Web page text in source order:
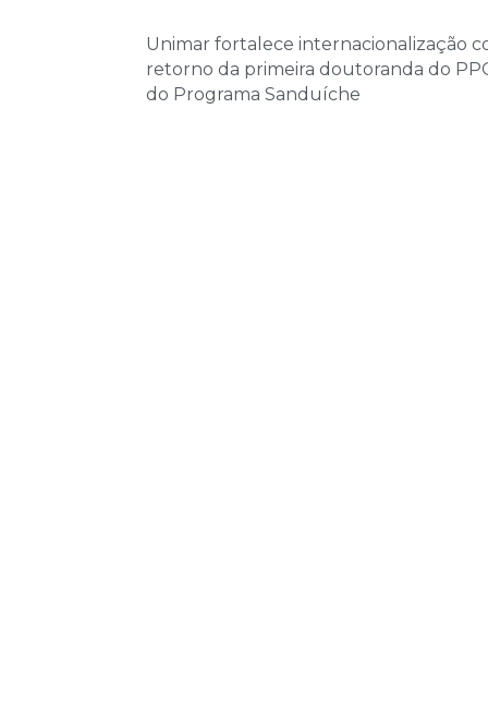
Unimar fortalece internacionalização
retorno da primeira doutoranda do
do Programa Sanduíche